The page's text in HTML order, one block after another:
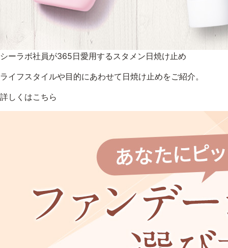
シーラボ社員が365日愛用するスタメン日焼け止め
ライフスタイルや目的にあわせて日焼け止めをご紹介。
詳しくはこちら